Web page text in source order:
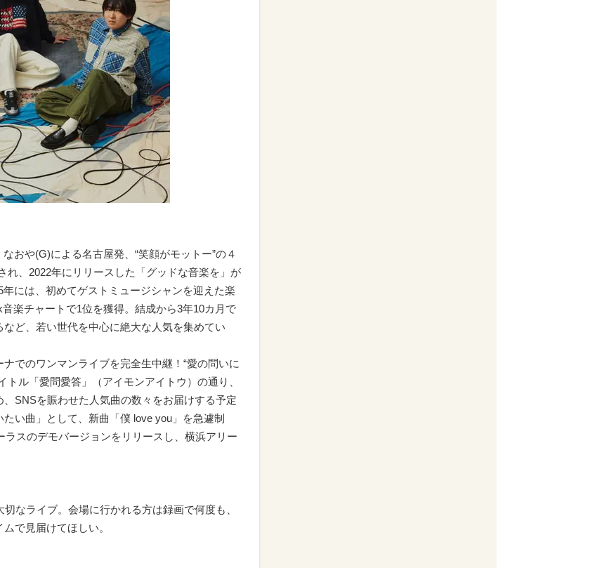
おや(G)による名古屋発、“笑顔がモットー”の４
れ、2022年にリリースした「グッドな音楽を」が
には、初めてゲストミュージシャンを迎えた楽
楽チャートで1位を獲得。結成から3年10カ月で
ど、若い世代を中心に絶大な人気を集めてい
でのワンマンライブを完全生中継！“愛の問いに
ル「愛問愛答」（アイモンアイトウ）の通り、
SNSを賑わせた人気曲の数々をお届けする予定
い曲」として、新曲「僕 love you」を急遽制
スのデモバージョンをリリースし、横浜アリー
なライブ。会場に行かれる方は録画で何度も、
で見届けてほしい。